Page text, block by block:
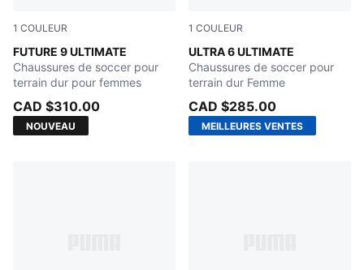
1 COULEUR
FUTURE 9 ULTIMATE
Sugared Almond-PUMA White-Ultra Red-PUMA Black
Chaussures de soccer pour
terrain dur pour femmes
CAD $310.00
NOUVEAU
1 COULEUR
ULTRA 6 ULTIMATE
PUMA White-Fizzy Apple-
Chaussures de soccer pour
terrain dur Femme
CAD $285.00
MEILLEURES VENTES